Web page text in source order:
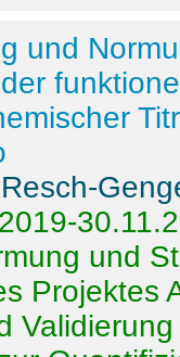
und
und
Projektes